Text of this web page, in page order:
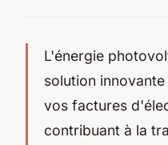
L'énergie
solution
vos factures
contribuant à la